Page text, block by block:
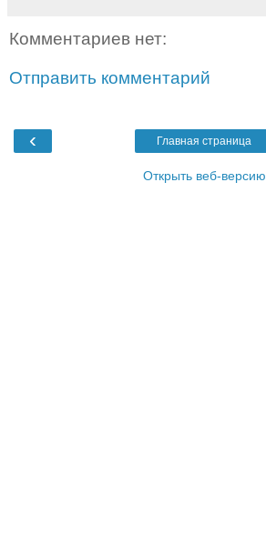
Комментариев нет:
Отправить комментарий
‹ Главная страница
Открыть веб-версию